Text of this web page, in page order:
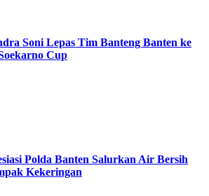
Soni Lepas Tim Banteng Banten ke
Cup
Polda Banten Salurkan Air Bersih
Kekeringan